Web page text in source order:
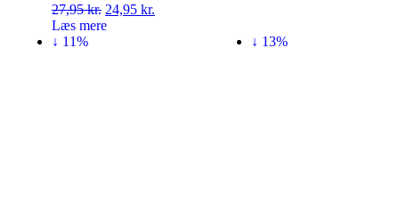
27,95kr. 24,95 kr.
Læs mere
↓ 11% ↓ 13%